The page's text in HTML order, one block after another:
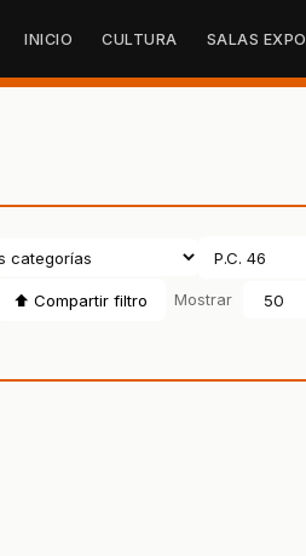
INICIO CULTURA SALAS EXPO
⬆ Compartir filtro Mostrar